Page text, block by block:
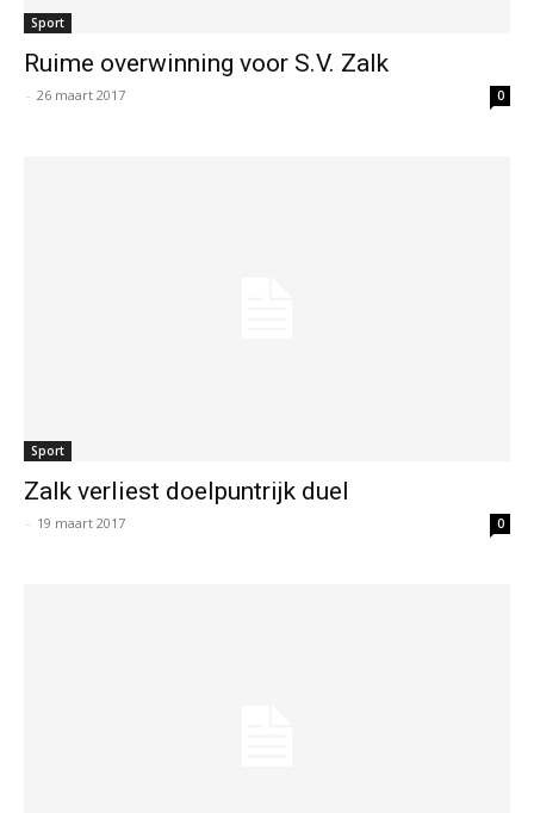
Sport
Ruime overwinning voor S.V. Zalk
- 26 maart 2017 0
Sport
Zalk verliest doelpuntrijk duel
- 19 maart 2017 0